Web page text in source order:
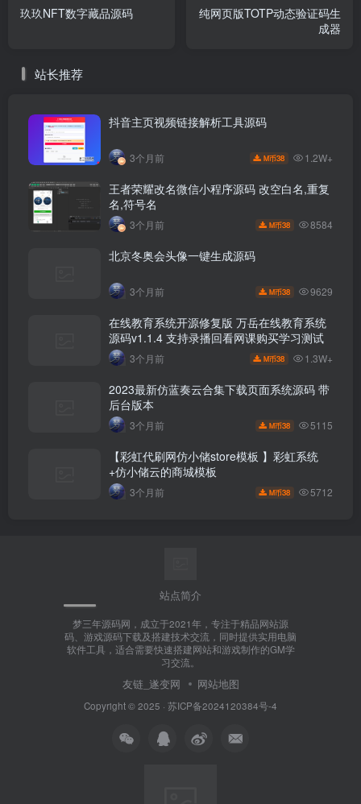
玖玖NFT数字藏品源码
纯网页版TOTP动态验证码生
成器
站长推荐
抖音主页视频链接解析工具源码
3个月前 M币38 1.2W+
王者荣耀改名微信小程序源码 改空白名,重复
名,符号名
3个月前 M币38 8584
北京冬奥会头像一键生成源码
3个月前 M币38 9629
在线教育系统开源修复版 万岳在线教育系统
源码v1.1.4 支持录播回看网课购买学习测试
3个月前 M币38 1.3W+
2023最新仿蓝奏云合集下载页面系统源码 带
后台版本
3个月前 M币38 5115
【彩虹代刷网仿小储store模板 】彩虹系统
+仿小储云的商城模板
3个月前 M币38 5712
站点简介
梦三年源码网，成立于2021年，专注于精品网站源
码、游戏源码下载及搭建技术交流，同时提供实用电脑
软件工具，适合需要快速搭建网站和游戏制作的GM学
习交流。
友链_遂变网 网站地图
Copyright © 2025 · 苏ICP备2024120384号-4